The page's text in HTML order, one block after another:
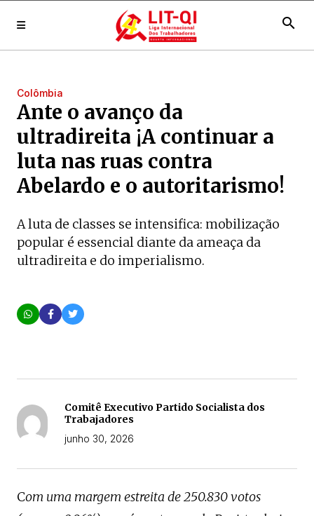
search
Colômbia
Ante o avanço da
ultradireita ¡A continuar a
luta nas ruas contra
Abelardo e o autoritarismo!
A luta de classes se intensifica: mobilização
popular é essencial diante da ameaça da
ultradireita e do imperialismo.
Comitê Executivo Partido Socialista dos
Trabajadores
junho 30, 2026
Com uma margem estreita de 250.830 votos